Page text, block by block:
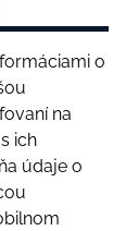
о
nа
ісh
údаjе о